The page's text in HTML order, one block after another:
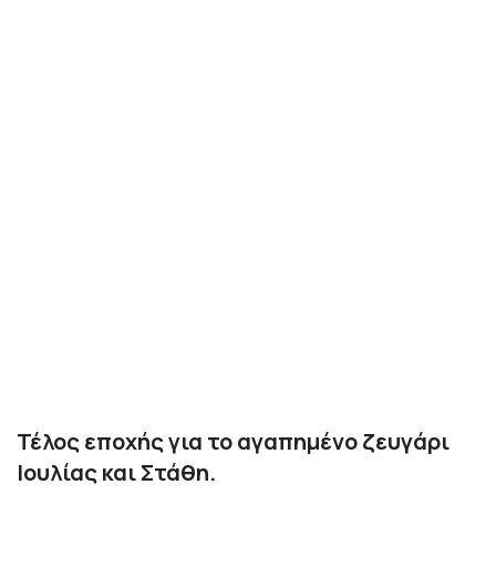
Τέλος εποχής για το αγαπημένο ζευγάρι
Ιουλίας και Στάθη.